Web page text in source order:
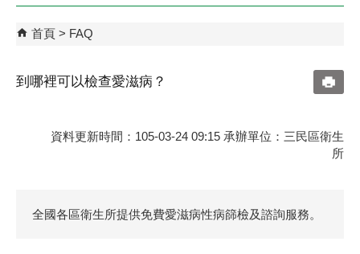
首頁 FAQ
到哪裡可以檢查愛滋病？
資料更新時間：105-03-24 09:15 承辦單位：三民區衛生
所
全國各區衛生所提供免費愛滋病性病篩檢及諮詢服務。